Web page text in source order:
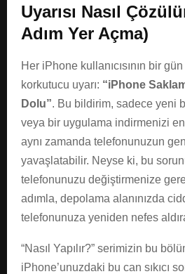
Uyarısı Nasıl
Adım Yer Açma)
Her iPhone kullanıcısının bir
korkutucu uyarı: “iPhone
Dolu”. Bu bildirim, sadece yeni
veya bir uygulama indirmenizi
aynı zamanda telefonunuzun
yavaşlatabilir. Neyse ki, bu
telefonunuzu değiştirmenize
adımla, depolama alanınızda
telefonunuza yeniden nefes
“Nasıl Yapılır?” serimizin bu
iPhone’unuzdaki bu can sıkıcı